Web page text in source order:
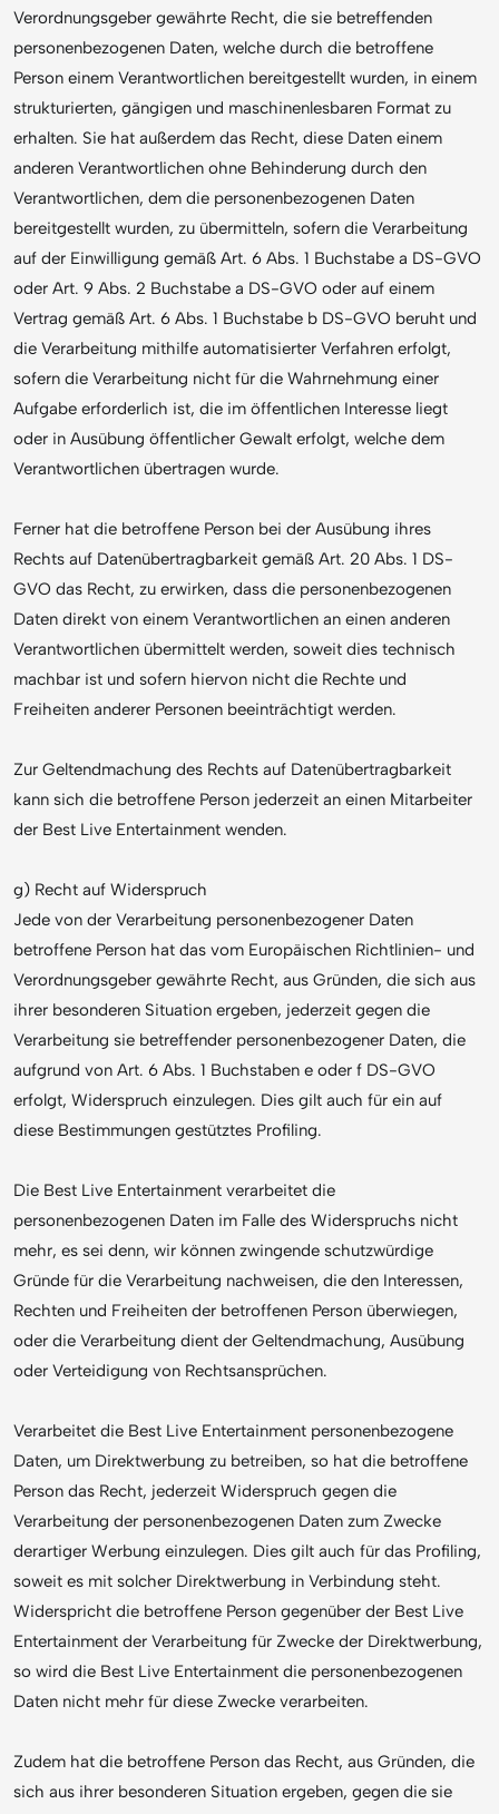
Verordnungsgeber gewährte Recht, die sie betreffenden
personenbezogenen Daten, welche durch die betroffene
Person einem Verantwortlichen bereitgestellt wurden, in einem
strukturierten, gängigen und maschinenlesbaren Format zu
erhalten. Sie hat außerdem das Recht, diese Daten einem
anderen Verantwortlichen ohne Behinderung durch den
Verantwortlichen, dem die personenbezogenen Daten
bereitgestellt wurden, zu übermitteln, sofern die Verarbeitung
auf der Einwilligung gemäß Art. 6 Abs. 1 Buchstabe a DS-GVO
oder Art. 9 Abs. 2 Buchstabe a DS-GVO oder auf einem
Vertrag gemäß Art. 6 Abs. 1 Buchstabe b DS-GVO beruht und
die Verarbeitung mithilfe automatisierter Verfahren erfolgt,
sofern die Verarbeitung nicht für die Wahrnehmung einer
Aufgabe erforderlich ist, die im öffentlichen Interesse liegt
oder in Ausübung öffentlicher Gewalt erfolgt, welche dem
Verantwortlichen übertragen wurde.
Ferner hat die betroffene Person bei der Ausübung ihres
Rechts auf Datenübertragbarkeit gemäß Art. 20 Abs. 1 DS-
GVO das Recht, zu erwirken, dass die personenbezogenen
Daten direkt von einem Verantwortlichen an einen anderen
Verantwortlichen übermittelt werden, soweit dies technisch
machbar ist und sofern hiervon nicht die Rechte und
Freiheiten anderer Personen beeinträchtigt werden.
Zur Geltendmachung des Rechts auf Datenübertragbarkeit
kann sich die betroffene Person jederzeit an einen Mitarbeiter
der Best Live Entertainment wenden.
g) Recht auf Widerspruch
Jede von der Verarbeitung personenbezogener Daten
betroffene Person hat das vom Europäischen Richtlinien- und
Verordnungsgeber gewährte Recht, aus Gründen, die sich aus
ihrer besonderen Situation ergeben, jederzeit gegen die
Verarbeitung sie betreffender personenbezogener Daten, die
aufgrund von Art. 6 Abs. 1 Buchstaben e oder f DS-GVO
erfolgt, Widerspruch einzulegen. Dies gilt auch für ein auf
diese Bestimmungen gestütztes Profiling.
Die Best Live Entertainment verarbeitet die
personenbezogenen Daten im Falle des Widerspruchs nicht
mehr, es sei denn, wir können zwingende schutzwürdige
Gründe für die Verarbeitung nachweisen, die den Interessen,
Rechten und Freiheiten der betroffenen Person überwiegen,
oder die Verarbeitung dient der Geltendmachung, Ausübung
oder Verteidigung von Rechtsansprüchen.
Verarbeitet die Best Live Entertainment personenbezogene
Daten, um Direktwerbung zu betreiben, so hat die betroffene
Person das Recht, jederzeit Widerspruch gegen die
Verarbeitung der personenbezogenen Daten zum Zwecke
derartiger Werbung einzulegen. Dies gilt auch für das Profiling,
soweit es mit solcher Direktwerbung in Verbindung steht.
Widerspricht die betroffene Person gegenüber der Best Live
Entertainment der Verarbeitung für Zwecke der Direktwerbung,
so wird die Best Live Entertainment die personenbezogenen
Daten nicht mehr für diese Zwecke verarbeiten.
Zudem hat die betroffene Person das Recht, aus Gründen, die
sich aus ihrer besonderen Situation ergeben, gegen die sie